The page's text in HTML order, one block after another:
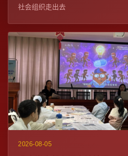
社会组织走出去
2026-08-05